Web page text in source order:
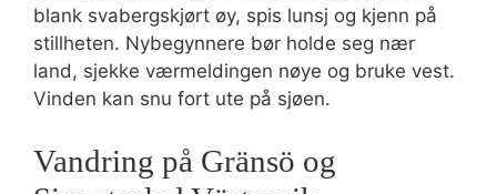
blank svabergskjørt øy, spis lunsj og kjenn på
stillheten. Nybegynnere bør holde seg nær
land, sjekke værmeldingen nøye og bruke vest.
Vinden kan snu fort ute på sjøen.
Vandring på Gränsö og